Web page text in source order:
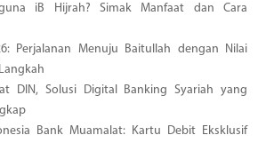
iB Hijrah? Simak Manfaat dan Cara
Perjalanan Menuju Baitullah dengan Nilai
DIN, Solusi Digital Banking Syariah yang
Bank Muamalat: Kartu Debit Eksklusif